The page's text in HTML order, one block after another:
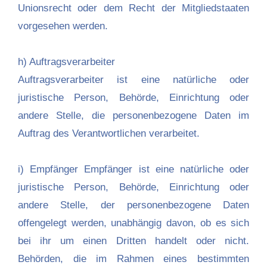
Unionsrecht oder dem Recht der Mitgliedstaaten
vorgesehen werden.
h) Auftragsverarbeiter
Auftragsverarbeiter ist eine natürliche oder
juristische Person, Behörde, Einrichtung oder
andere Stelle, die personenbezogene Daten im
Auftrag des Verantwortlichen verarbeitet.
i) Empfänger Empfänger ist eine natürliche oder
juristische Person, Behörde, Einrichtung oder
andere Stelle, der personenbezogene Daten
offengelegt werden, unabhängig davon, ob es sich
bei ihr um einen Dritten handelt oder nicht.
Behörden, die im Rahmen eines bestimmten